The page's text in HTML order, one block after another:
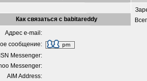
Как связаться с babitareddy
Адрес e-mail:
сообщение:
Messenger:
Messenger:
AIM Address: